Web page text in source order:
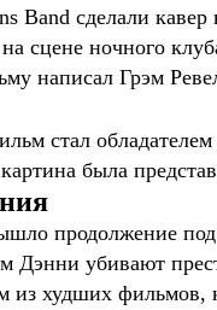
Band сделали
сцене ночного
написал Грэм
стал
была
продолжение
Дэнни убивают
из худших фильмов,